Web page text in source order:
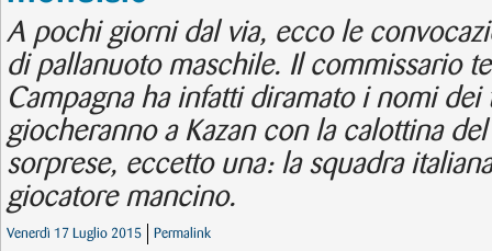
A pochi giorni dal via, ecco le
di pallanuoto maschile. Il commissario
Campagna ha infatti diramato i nomi
giocheranno a Kazan con la calottina
sorprese, eccetto una: la squadra
giocatore mancino.
Venerdì 17 Luglio 2015 Permalink